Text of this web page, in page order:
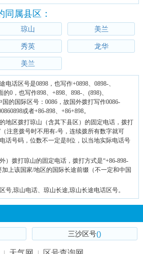
同属县区：
琼山 美兰
秀英 龙华
美兰
电话区号是0898，也写作+0898、0898-、
0，也写作898、+898、898-、(898)、
国的国际区号：0086，故国外拨打写作0086-
或者+86-898、+86+898。
地区拨打琼山（含其下县区）的固定电话，拨打
注意拨号时不用有-号，连续拨所有数字就可
话号码，位数不一定是8位，以当地实际电话号
）拨打琼山的固定电话，拨打方式是“+86-898-
上该国家/地区的国际长途前缀（不一定和中国
号,琼山电话、琼山长途,琼山长途电话区号。
三沙区号()